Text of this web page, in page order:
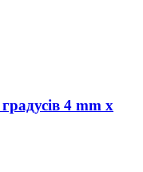
4 mm x